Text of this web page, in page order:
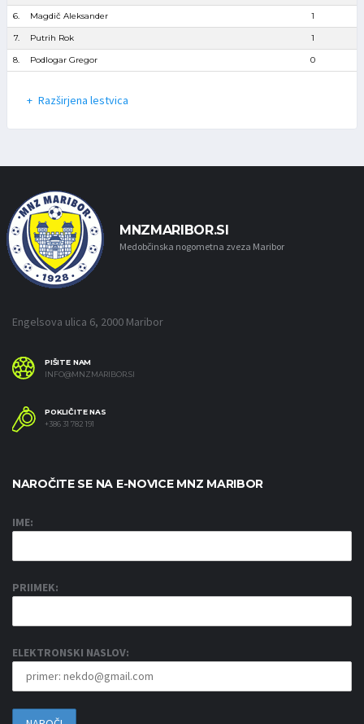
6. Magdič Aleksander 1
7. Putrih Rok 1
8. Podlogar Gregor 0
Razširjena lestvica
MNZMARIBOR.SI
Medobčinska nogometna zveza Maribor
Engelsova ulica 6, 2000 Maribor
PIŠITE NAM
INFO@MNZMARIBOR.SI
POKLIČITE NAS
+386 31 782 191
NAROČITE SE NA E-NOVICE MNZ MARIBOR
IME:
PRIIMEK:
ELEKTRONSKI NASLOV: